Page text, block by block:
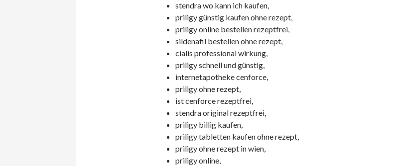
stendra wo kann ich kaufen,
priligy günstig kaufen ohne rezept,
priligy online bestellen rezeptfrei,
sildenafil bestellen ohne rezept,
cialis professional wirkung,
priligy schnell und günstig,
internetapotheke cenforce,
priligy ohne rezept,
ist cenforce rezeptfrei,
stendra original rezeptfrei,
priligy billig kaufen,
priligy tabletten kaufen ohne rezept,
priligy ohne rezept in wien,
priligy online,